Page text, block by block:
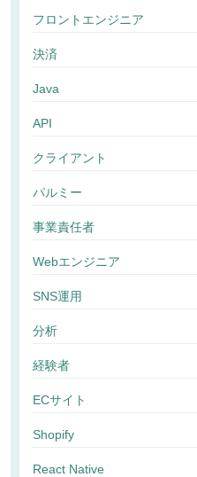
フロントエンジニア
決済
Java
API
クライアント
パルミー
事業責任者
Webエンジニア
SNS運用
分析
経験者
ECサイト
Shopify
React Native